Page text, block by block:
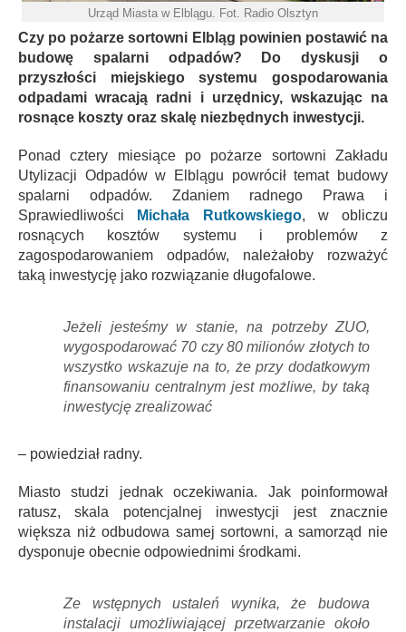
Urząd Miasta w Elblągu. Fot. Radio Olsztyn
Czy po pożarze sortowni Elbląg powinien postawić na
budowę spalarni odpadów? Do dyskusji o
przyszłości miejskiego systemu gospodarowania
odpadami wracają radni i urzędnicy, wskazując na
rosnące koszty oraz skalę niezbędnych inwestycji.
Ponad cztery miesiące po pożarze sortowni Zakładu
Utylizacji Odpadów w Elblągu powrócił temat budowy
spalarni odpadów. Zdaniem radnego Prawa i
Sprawiedliwości
Michała Rutkowskiego, w obliczu
rosnących kosztów systemu i problemów z
zagospodarowaniem odpadów, należałoby rozważyć
taką inwestycję jako rozwiązanie długofalowe.
Jeżeli jesteśmy w stanie, na potrzeby ZUO,
wygospodarować 70 czy 80 milionów złotych to
wszystko wskazuje na to, że przy dodatkowym
finansowaniu centralnym jest możliwe, by taką
inwestycję zrealizować
– powiedział radny.
Miasto studzi jednak oczekiwania. Jak poinformował
ratusz, skala potencjalnej inwestycji jest znacznie
większa niż odbudowa samej sortowni, a samorząd nie
dysponuje obecnie odpowiednimi środkami.
Ze wstępnych ustaleń wynika, że budowa
instalacji umożliwiającej przetwarzanie około